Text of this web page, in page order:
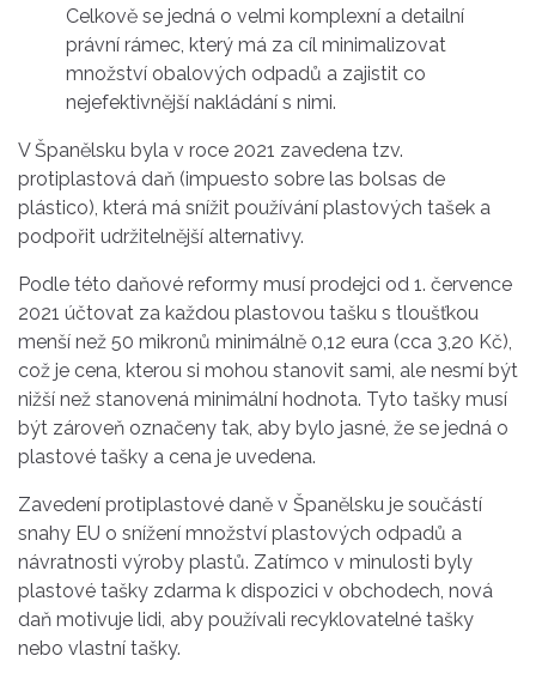
Celkově se jedná o velmi komplexní a detailní
právní rámec, který má za cíl minimalizovat
množství obalových odpadů a zajistit co
nejefektivnější nakládání s nimi.
V Španělsku byla v roce 2021 zavedena tzv.
protiplastová daň (impuesto sobre las bolsas de
plástico), která má snížit používání plastových tašek a
podpořit udržitelnější alternativy.
Podle této daňové reformy musí prodejci od 1. července
2021 účtovat za každou plastovou tašku s tloušťkou
menší než 50 mikronů minimálně 0,12 eura (cca 3,20 Kč),
což je cena, kterou si mohou stanovit sami, ale nesmí být
nižší než stanovená minimální hodnota. Tyto tašky musí
být zároveň označeny tak, aby bylo jasné, že se jedná o
plastové tašky a cena je uvedena.
Zavedení protiplastové daně v Španělsku je součástí
snahy EU o snížení množství plastových odpadů a
návratnosti výroby plastů. Zatímco v minulosti byly
plastové tašky zdarma k dispozici v obchodech, nová
daň motivuje lidi, aby používali recyklovatelné tašky
nebo vlastní tašky.